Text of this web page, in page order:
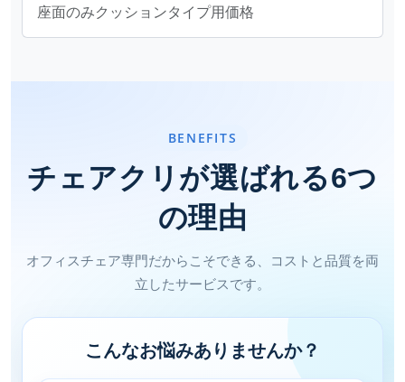
座面のみクッションタイプ用価格
BENEFITS
チェアクリが選ばれる6つ
の理由
オフィスチェア専門だからこそできる、コストと品質を両
立したサービスです。
こんなお悩みありませんか？